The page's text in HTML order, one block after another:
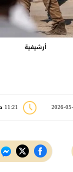
أرشيفية
11:21 ص